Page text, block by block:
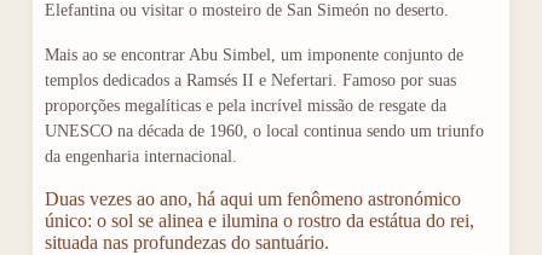
Elefantina ou visitar o mosteiro de San Simeón no deserto.
Mais ao se encontrar Abu Simbel, um imponente conjunto de
templos dedicados a Ramsés II e Nefertari. Famoso por suas
proporções megalíticas e pela incrível missão de resgate da
UNESCO na década de 1960, o local continua sendo um triunfo
da engenharia internacional.
Duas vezes ao ano, há aqui um fenômeno astronómico
único: o sol se alinea e ilumina o rostro da estátua do rei,
situada nas profundezas do santuário.